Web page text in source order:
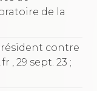
de la
contre
, 29 sept. 23 ;